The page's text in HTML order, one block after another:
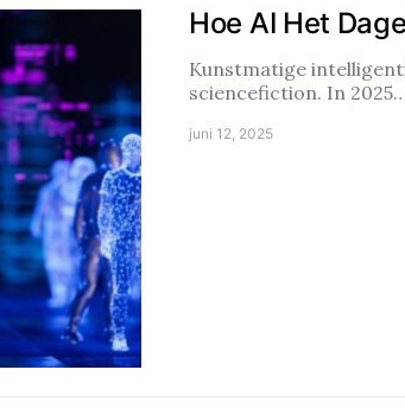
Hoe AI Het
Kunstmatige
sciencefiction. In
juni 12, 2025